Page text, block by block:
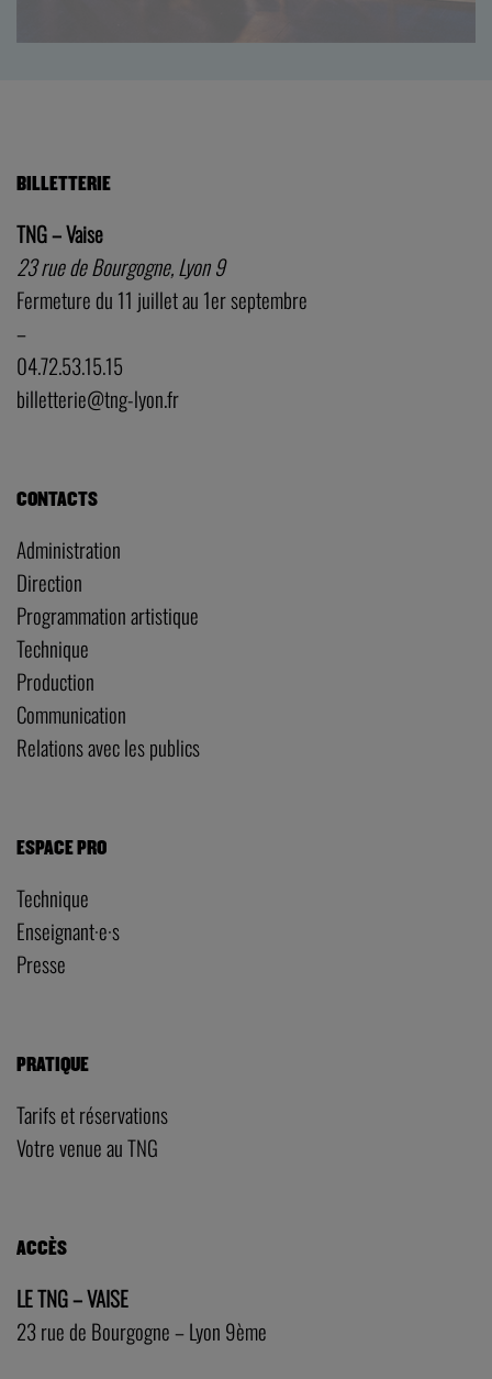
BILLETTERIE
TNG – Vaise
23 rue de Bourgogne, Lyon 9
Fermeture du 11 juillet au 1er septembre
–
04.72.53.15.15
billetterie@tng-lyon.fr
CONTACTS
Administration
Direction
Programmation artistique
Technique
Production
Communication
Relations avec les publics
ESPACE PRO
Technique
Enseignant·e·s
Presse
PRATIQUE
Tarifs et réservations
Votre venue au TNG
ACCÈS
LE TNG – VAISE
23 rue de Bourgogne – Lyon 9ème